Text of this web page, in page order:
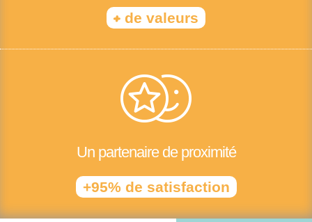
+ de valeurs
Un partenaire de proximité
+95% de satisfaction